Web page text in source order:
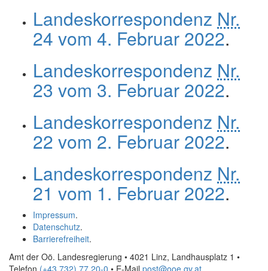
Landeskorrespondenz Nr.
24 vom 4. Februar 2022.
Landeskorrespondenz Nr.
23 vom 3. Februar 2022.
Landeskorrespondenz Nr.
22 vom 2. Februar 2022.
Landeskorrespondenz Nr.
21 vom 1. Februar 2022.
Impressum.
Datenschutz.
Barrierefreiheit.
Amt der Oö. Landesregierung • 4021 Linz, Landhausplatz 1 •
Telefon (+43 732) 77 20-0 • E-Mail post@ooe.gv.at